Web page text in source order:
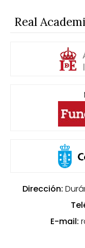
Real
Dirección:
E-mail: